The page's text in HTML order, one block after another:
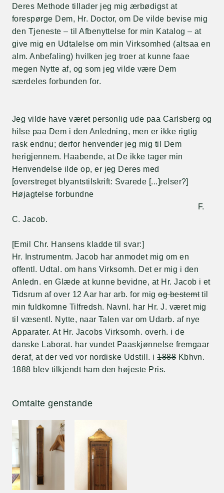
Deres Methode tillader jeg mig ærbødigst at
forespørge Dem, Hr. Doctor, om De vilde bevise mig
den Tjeneste – til Afbenyttelse for min Katalog – at
give mig en Udtalelse om min Virksomhed (altsaa en
alm. Anbefaling) hvilken jeg troer at kunne faae
megen Nytte af, og som jeg vilde være Dem
særdeles forbunden for.
Jeg vilde have været personlig ude paa Carlsberg og
hilse paa Dem i den Anledning, men er ikke rigtig
rask endnu; derfor henvender jeg mig til Dem
herigjennem. Haabende, at De ikke tager min
Henvendelse ilde op, er jeg Deres med
[overstreget blyantstilskrift: Svarede [...]relser?]
Højagtelse forbundne
F.
C. Jacob.
[Emil Chr. Hansens kladde til svar:]
Hr. Instrumentm. Jacob har anmodet mig om en
offentl. Udtal. om hans Virksomh. Det er mig i den
Anledn. en Glæde at kunne bevidne, at Hr. Jacob i et
Tidsrum af over 12 Aar har arb. for migog bestemttil
min fuldkomne Tilfredsh. Navnl. har Hr. J. været mig
til væsentl. Nytte, naar Talen var om Udarb. af nye
Apparater. At Hr. Jacobs Virksomh. overh. i de
danske Laborat. har vundet Paaskjønnelse fremgaar
deraf, at der ved vor nordiske Udstill. i1888 Kbhvn.
1888 blev tilkjendt ham den højeste Pris.
Omtalte genstande